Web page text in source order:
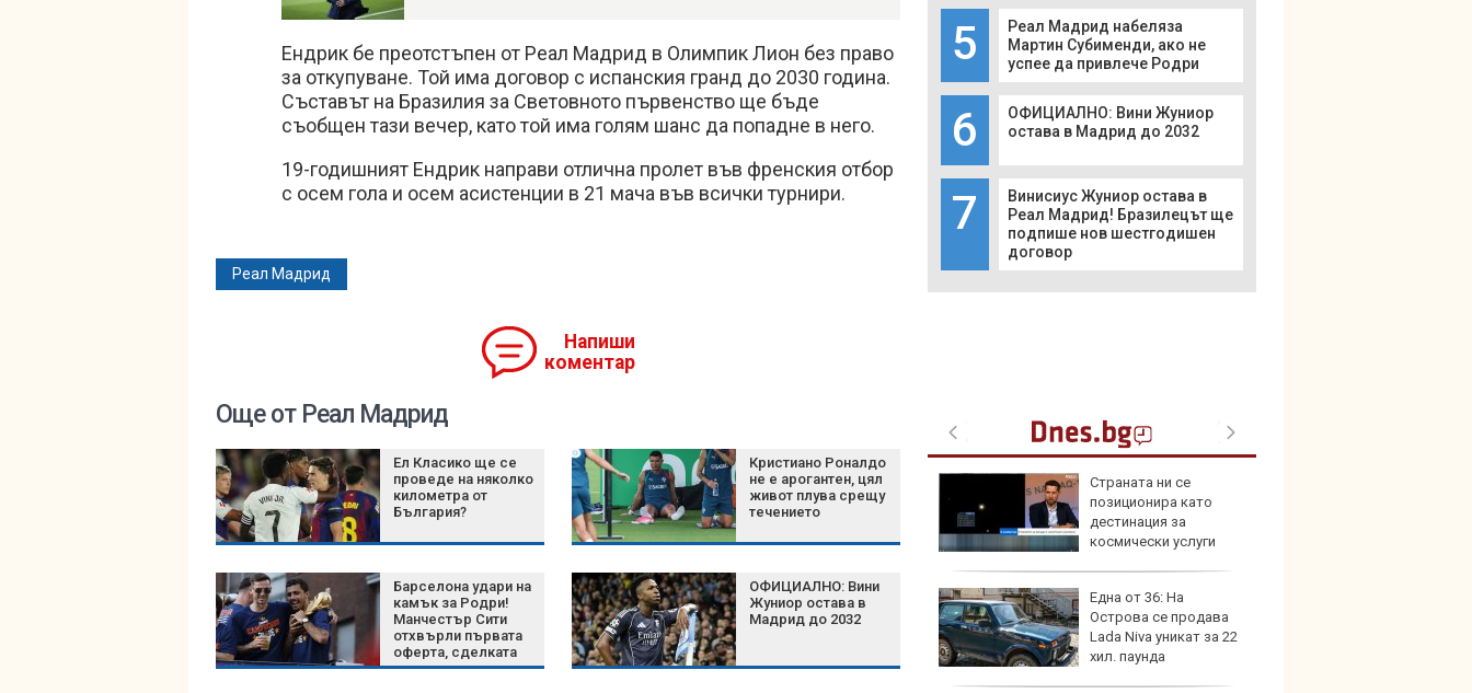
Ендрик бе преотстъпен от Реал Мадрид в Олимпик Лион без право
за откупуване. Той има договор с испанския гранд до 2030 година.
Съставът на Бразилия за Световното първенство ще бъде
съобщен тази вечер, като той има голям шанс да попадне в него.
19-годишният Ендрик направи отлична пролет във френския отбор
с осем гола и осем асистенции в 21 мача във всички турнири.
Реал Мадрид
Напиши
коментар
5
Реал Мадрид набеляза
Мартин Субименди, ако не
успее да привлече Родри
6
ОФИЦИАЛНО: Вини Жуниор
остава в Мадрид до 2032
7
Винисиус Жуниор остава в
Реал Мадрид! Бразилецът ще
подпише нов шестгодишен
договор
Още от Реал Мадрид
Ел Класико ще се
проведе на няколко
километра от
България?
Кристиано Роналдо
не е арогантен, цял
живот плува срещу
течението
Барселона удари на
камък за Родри!
Манчестър Сити
отхвърли първата
оферта, сделката
влиза в решителна
ОФИЦИАЛНО: Вини
Жуниор остава в
Мадрид до 2032
По-добър живот за 3
зодии по време на
директното движение
на Венера на 8 август
Кои 6 семена са най-
добрият съюзник на
Страната ни се
позиционира като
дестинация за
космически услуги
Една от 36: На
Острова се продава
Lada Niva уникат за 22
хил. паунда